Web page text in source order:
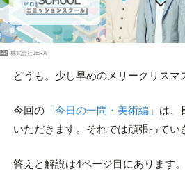
PR 株式会社JERA
どうも。少し早めのメリークリス
今回の「今日の一問・美術編」 は、
いただきます。それでは頑張ってい
答えと解説は4ページ目にあります。